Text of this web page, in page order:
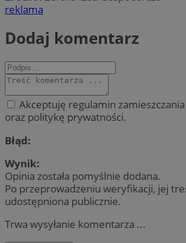
reklama
Dodaj komentarz
Akceptuję regulamin
oraz politykę prywatności.
Błąd:
Wynik:
Opinia została pomyślnie dodana.
Po przeprowadzeniu weryfikacji, jej
udostępniona publicznie.
Trwa wysyłanie komentarza ...